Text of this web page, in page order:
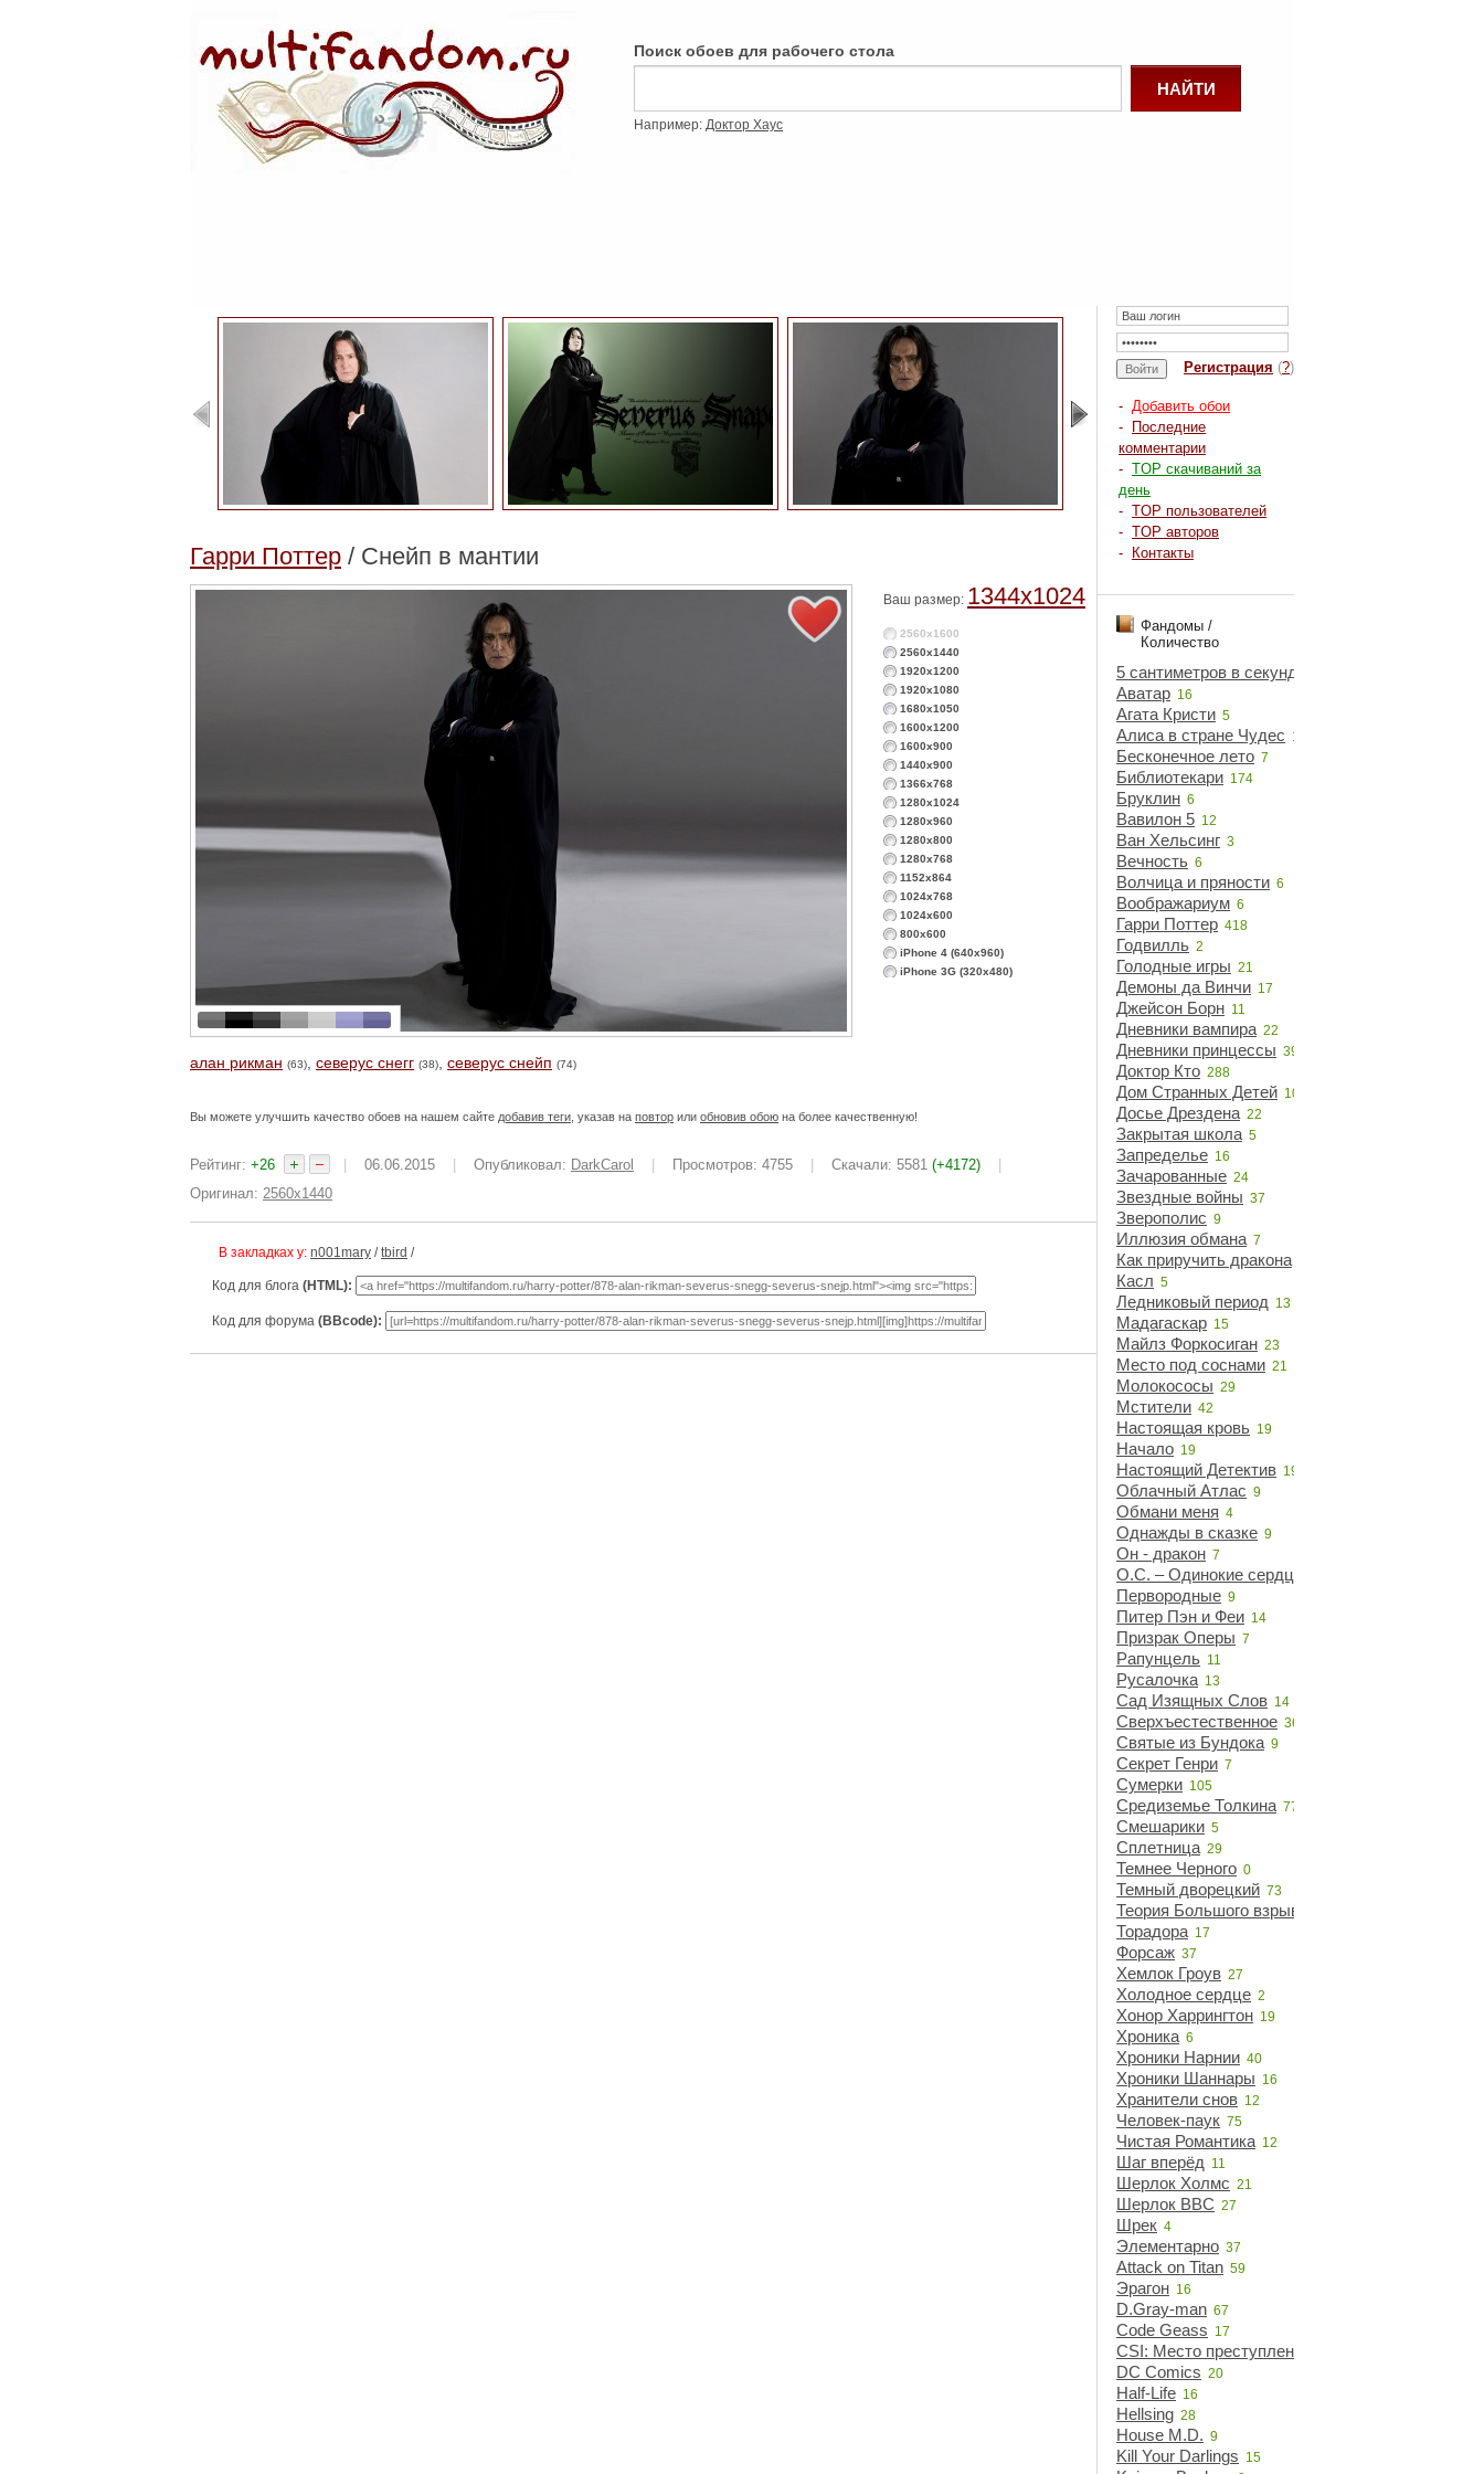
Поиск обоев для рабочего стола
Например: Доктор Хаус
Регистрация (?)
- Добавить обои
-
Последние
комментарии
- TOP скачиваний за
день
- TOP пользователей
- TOP авторов
-
Контакты
Фандомы /
Количество
5 сантиметров в секунду
Аватар 16
Агата Кристи 5
Алиса в стране Чудес 18
Бесконечное лето 7
Библиотекари 174
Бруклин 6
Вавилон 5 12
Ван Хельсинг 3
Вечность 6
Волчица и пряности 6
Воображариум 6
Гарри Поттер 418
Годвилль 2
Голодные игры 21
Демоны да Винчи 17
Джейсон Борн 11
Дневники вампира 22
Дневники принцессы 39
Доктор Кто 288
Дом Странных Детей 10
Досье Дрездена 22
Закрытая школа 5
Запределье 16
Зачарованные 24
Звездные войны 37
Зверополис 9
Иллюзия обмана 7
Как приручить дракона
Касл 5
Ледниковый период 13
Мадагаскар 15
Майлз Форкосиган 23
Место под соснами 21
Молокососы 29
Мстители 42
Настоящая кровь 19
Начало 19
Настоящий Детектив 19
Облачный Атлас 9
Обмани меня 4
Однажды в сказке 9
Он - дракон 7
О.С. – Одинокие сердца
Первородные 9
Питер Пэн и Феи 14
Призрак Оперы 7
Рапунцель 11
Русалочка 13
Сад Изящных Слов 14
Сверхъестественное 36
Святые из Бундока 9
Секрет Генри 7
Сумерки 105
Средиземье Толкина 77
Смешарики 5
Сплетница 29
Темнее Черного 0
Темный дворецкий 73
Теория Большого взрыва
Торадора 17
Форсаж 37
Хемлок Гроув 27
Холодное сердце 2
Хонор Харрингтон 19
Хроника 6
Хроники Нарнии 40
Хроники Шаннары 16
Хранители снов 12
Человек-паук 75
Чистая Романтика 12
Шаг вперёд 11
Шерлок Холмс 21
Шерлок BBC 27
Шрек 4
Элементарно 37
Attack on Titan 59
Эрагон 16
D.Gray-man 67
Code Geass 17
CSI: Место преступления
DC Comics 20
Half-Life 16
Hellsing 28
House M.D. 9
Kill Your Darlings 15
Гарри Поттер / Снейп в мантии
Ваш размер: 1344x1024
2560x1600
2560x1440
1920x1200
1920x1080
1680x1050
1600x1200
1600x900
1440x900
1366x768
1280x1024
1280x960
1280x800
1280x768
1152x864
1024x768
1024x600
800x600
iPhone 4 (640x960)
iPhone 3G (320x480)
алан рикман (63) северус снегг (38) северус снейп (74)
Вы можете улучшить качество обоев на нашем сайте добавив теги , указав на повтор или обновив обою на более качественную!
Рейтинг: +26 06.06.2015 Опубликовал: DarkCarol Просмотров: 4755 Скачали: 5581 (+4172)
Оригинал: 2560x1440
В закладках у: n001mary /tbird /
Код для блога (HTML):
Код для форума (BBcode):